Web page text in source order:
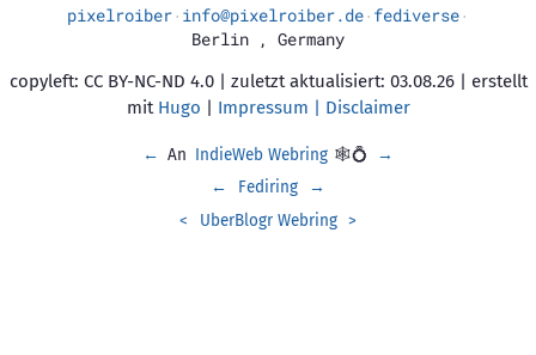
pixelroiber· info@pixelroiber.de· fediverse·
Berlin , Germany
copyleft: CC BY-NC-ND 4.0 | zuletzt aktualisiert: 03.08.26 | erstellt
mit Hugo | Impressum | Disclaimer
← An IndieWeb Webring 🕸💍
→
←
Fediring
→
<
UberBlogr Webring >